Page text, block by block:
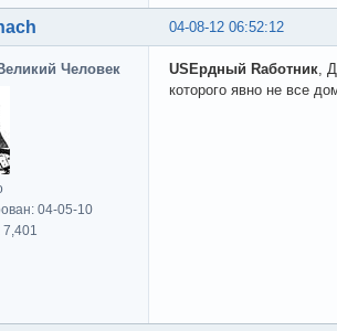
04-08-12 06:52:12
Человек
04-05-10
USEрдный Rаботник ,
которого явно не все